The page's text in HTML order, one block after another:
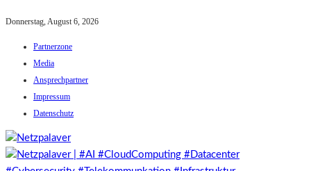
Donnerstag, August 6, 2026
Partnerzone
Media
Ansprechpartner
Impressum
Datenschutz